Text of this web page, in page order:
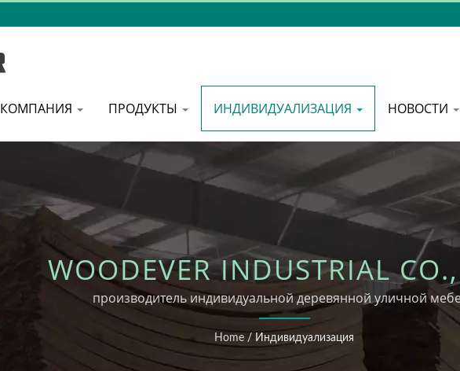
КОМПАНИЯ ПРОДУКТЫ ИНДИВИДУАЛИЗАЦИЯ НОВОСТИ
WOODEVER INDUSTRIAL
производитель индивидуальной деревянной уличной
Home / Индивидуализация